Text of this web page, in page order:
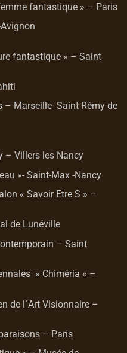
fantastique » – Paris
fantastique » – Saint
– Marseille- Saint Rémy de
– Villers les Nancy
»- Saint-Max -Nancy
« Savoir Etre S » –
de Lunéville
– Saint
» Chiméria « –
de l´Art Visionnaire –
– Paris